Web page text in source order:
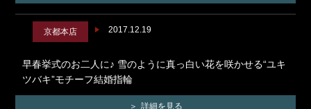
2017.12.19
京都本店
早春挙式のお二人に♪ 雪のように真っ白い花を咲かせる“ユキ
ツバキ”モチーフ結婚指輪
詳細を見る